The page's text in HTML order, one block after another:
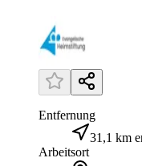
Entfernung
31,1 km
Arbeitsort